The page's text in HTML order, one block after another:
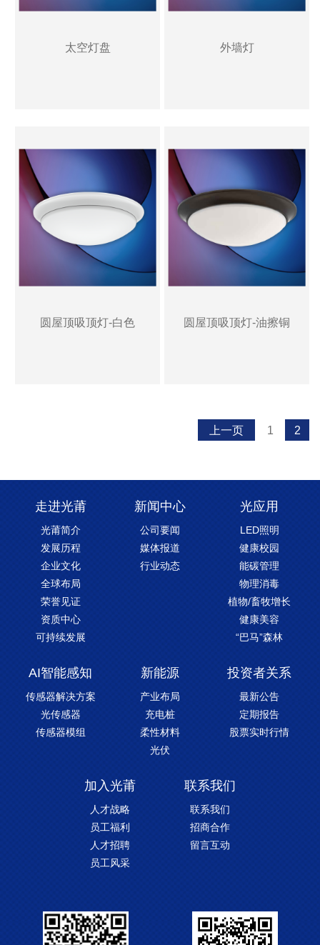
太空灯盘 外墙灯
圆屋顶吸顶灯-白色 圆屋顶吸顶灯-油擦铜
上一页 1 2
走进光莆
光莆简介
发展历程
企业文化
全球布局
荣誉见证
资质中心
可持续发展
新闻中心
公司要闻
媒体报道
行业动态
光应用
LED照明
健康校园
能碳管理
物理消毒
植物/畜牧增长
健康美容
“巴马”森林
AI智能感知
传感器解决方案
光传感器
传感器模组
新能源
产业布局
充电桩
柔性材料
光伏
投资者关系
最新公告
定期报告
股票实时行情
加入光莆
人才战略
员工福利
人才招聘
员工风采
联系我们
联系我们
招商合作
留言互动